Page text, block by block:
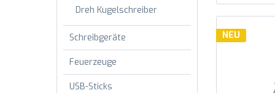
Dreh Kugelschreiber
Schreibgeräte
Feuerzeuge
USB-Sticks
NEU